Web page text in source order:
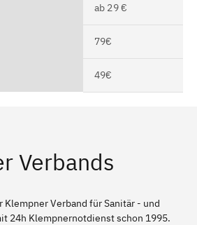
ab 29 €
79€
49€
Verbands
Klempner Verband für Sanitär - und
24h Klempnernotdienst schon 1995.